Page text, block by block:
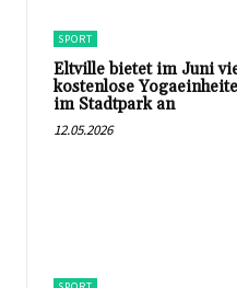
SPORT
Eltville bietet im Juni
kostenlose
im Stadtpark an
12.05.2026